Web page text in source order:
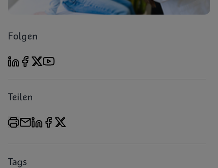
Folgen
Teilen
Tags